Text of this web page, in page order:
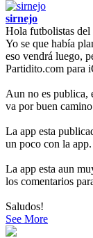
sirnejo
Hola futbolistas del
Yo se que había
eso vendrá luego,
Partidito.com para
Aun no es publica,
va por buen
La app esta
un poco con la app.
La app esta aun
los comentarios
Saludos!
See More